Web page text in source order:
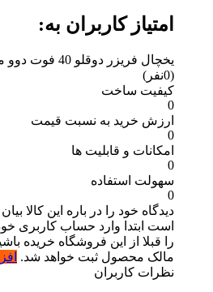
امتیاز کاربران به:
یخچال فریزر دوقلو 40 فوت دوو مدل SRI/SFI-20MW
(0نفر)
کیفیت ساخت
0
ارزش خرید به نسبت قیمت
0
امکانات و قابلیت ها
0
سهولت استفاده
0
دیدگاه خود را در باره این کالا بیان
است ابتدا وارد حساب کاربری
را قبلا از این فروشگاه خریده
مالک محصول ثبت خواهد شد.
نظرات کاربران